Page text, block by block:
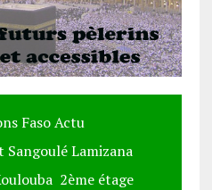
Faso Actu
Sangoulé Lamizana
2ème étage